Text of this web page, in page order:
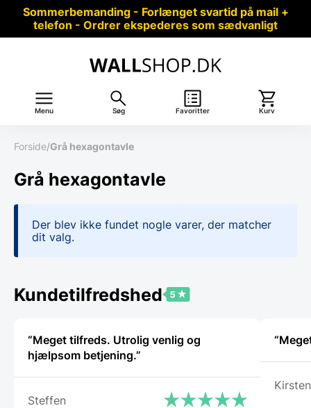
Sommerbemanding - Forlænget svartid på mail +
telefon - Ordrer ekspederes som sædvanligt
Menu Søg Favoritter Kurv
Forside/Grå hexagontavle
Grå hexagontavle
Der blev ikke fundet nogle varer, der matcher
dit valg.
Kundetilfredshed
“Meget tilfreds. Utrolig venlig og
hjælpsom betjening.”
Steffen
Kirsten